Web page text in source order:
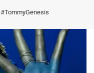
#TommyGenesis